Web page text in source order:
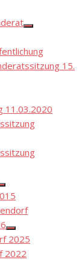
Show
menu
15.
11.03.2020
Show
sub
menu
Show
sub
menu
2025
2022